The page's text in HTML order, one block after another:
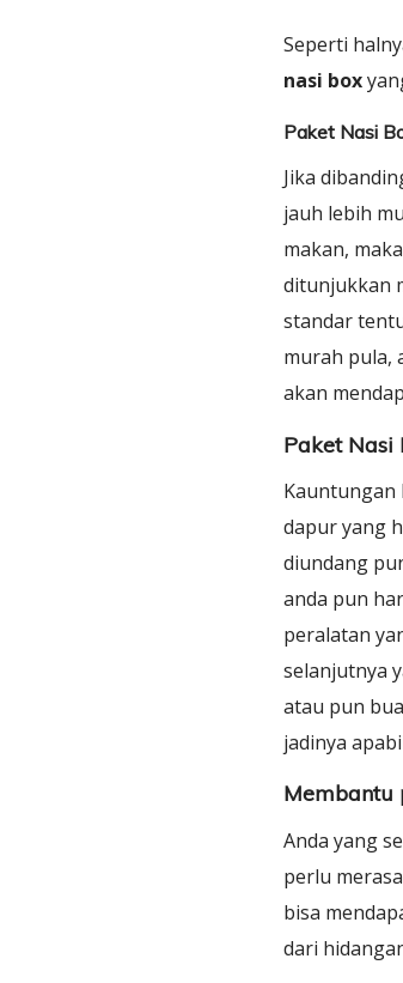
Seperti
nasi box
Paket Nasi
Jika
jauh lebih
makan,
ditunjukkan
standar
murah pula,
akan
Paket Nasi
Kauntungan
dapur yang
diundang
anda pun
peralatan
selanjutnya
atau pun
jadinya
Membantu
Anda yang
perlu
bisa
dari